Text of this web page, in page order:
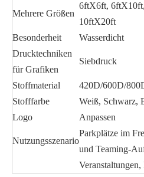
Mehrere Größen
6ftX6ft,
10ftX20ft
Besonderheit
Wasserdicht
Drucktechniken
für Grafiken
Siebdruck
Stoffmaterial
420D/600D/
Stofffarbe
Weiß, Schwarz,
Logo
Anpassen
Nutzungsszenario
Parkplätze im
und Teaming-